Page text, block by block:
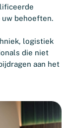
uw behoeften.
logistiek
die niet
aan het